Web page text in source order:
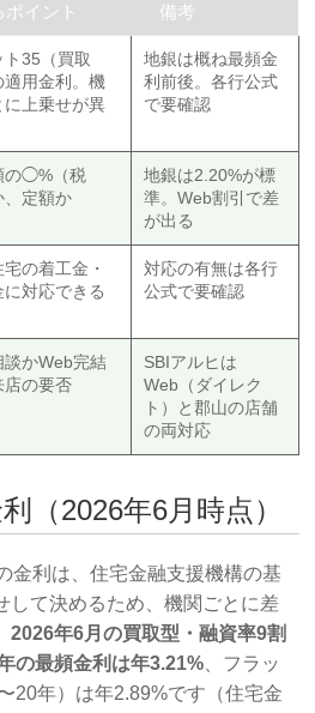
ポイント 備考
ト35（買取
適用金利。機
に上乗せが異
地銀は概ね最頻金
利前後。各行公式
で要確認
の◯%（税
、定額か
地銀は2.20%が標
準。Web割引で差
が出る
の着工金・
に対応できる
対応の有無は各行
公式で要確認
談かWeb完結
店の要否
SBIアルヒは
Web（ダイレク
ト）と郡山の店舗
の両対応
（2026年6月時点）
金利は、住宅金融支援機構の基
して決めるため、機関ごとに差
2026年6月の買取型・融資率9割
の最頻金利は年3.21% 、フラッ
20年）は年2.89%です（住宅金